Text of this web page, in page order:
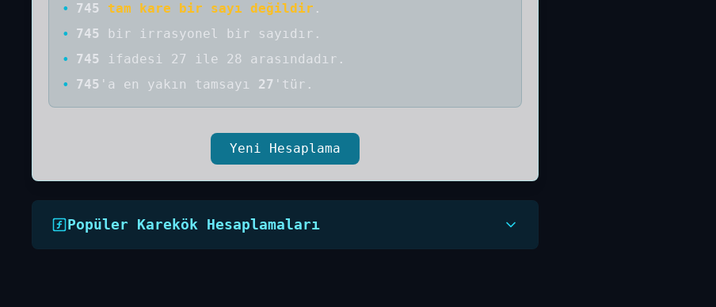
• 745 tam kare bir sayı değildir .
•
745 bir irrasyonel bir sayıdır .
•
745
ifadesi 27 ile 28 arasındadır.
•
745 'a en yakın tamsayı 27 'tür.
Yeni Hesaplama
Popüler Karekök Hesaplamaları